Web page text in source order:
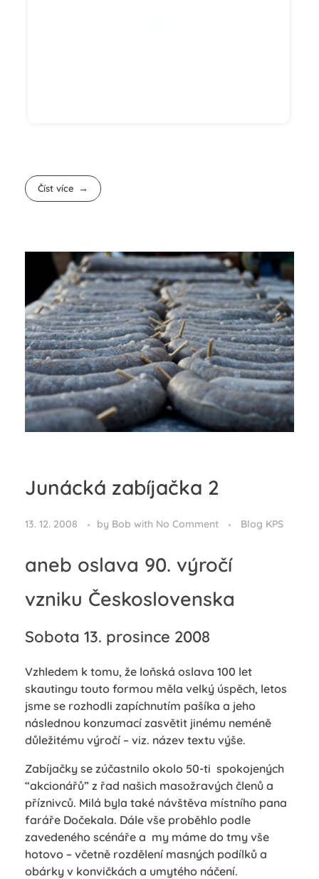
Číst více
Junácká zabíjačka 2
13. 12. 2008 by Bob with No Comment Blog KPS
aneb oslava 90. výročí
vzniku Československa
Sobota 13. prosince 2008
Vzhledem k tomu, že loňská oslava 100 let
skautingu touto formou měla velký úspěch, letos
jsme se rozhodli zapíchnutím pašíka a jeho
následnou konzumací zasvětit jinému neméně
důležitému výročí – viz. název textu výše.
Zabíjačky se zúčastnilo okolo 50-ti spokojených
“akcionářů” z řad našich masožravých členů a
příznivců. Milá byla také návštěva místního pana
faráře Dočekala. Dále vše proběhlo podle
zavedeného scénáře a my máme do tmy vše
hotovo – včetně rozdělení masných podílků a
obárky v konvičkách a umytého náčení.